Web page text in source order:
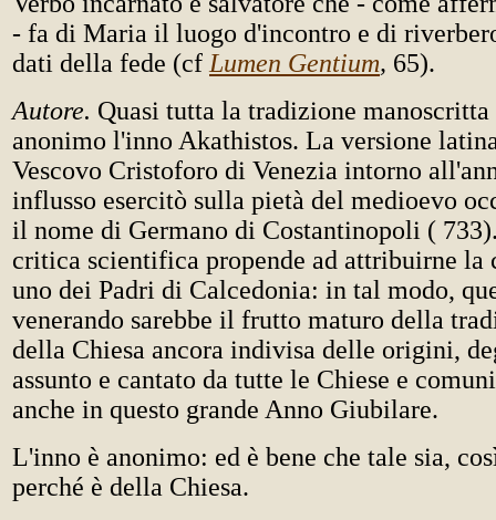
- fa di Maria il luogo d'incontro e di
dati della fede (cf Lumen Gentium, 65).
Autore. Quasi tutta la tradizione manoscritta
anonimo l'inno Akathistos. La versione
Vescovo Cristoforo di Venezia intorno
influsso esercitò sulla pietà del medioevo
il nome di Germano di Costantinopoli (
critica scientifica propende ad attribuirne la
uno dei Padri di Calcedonia: in tal modo,
venerando sarebbe il frutto maturo della
della Chiesa ancora indivisa delle origini,
assunto e cantato da tutte le Chiese e
anche in questo grande Anno Giubilare.
L'inno è anonimo: ed è bene che tale sia,
perché è della Chiesa.